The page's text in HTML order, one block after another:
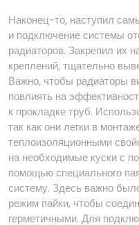
Наконец-то, наступил
и подключение системы
радиаторов. Закрепил их
креплений, тщательно
Важно, чтобы радиаторы
повлиять на
к прокладке труб.
так как они легки в
теплоизоляционными
на необходимые куски с
помощью специального
систему. Здесь важно
режим пайки, чтобы
герметичными. Для